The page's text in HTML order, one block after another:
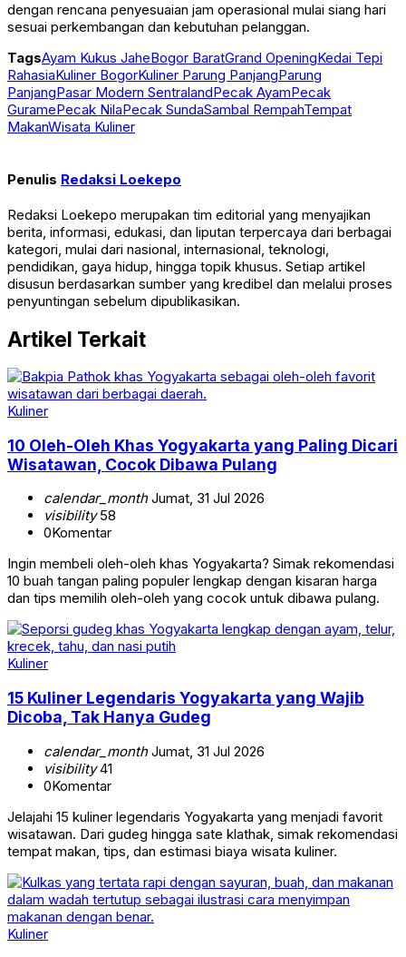
dengan rencana penyesuaian jam operasional mulai siang hari
sesuai perkembangan dan kebutuhan pelanggan.
TagsAyam Kukus JaheBogor BaratGrand OpeningKedai Tepi
RahasiaKuliner BogorKuliner Parung PanjangParung
PanjangPasar Modern SentralandPecak AyamPecak
GuramePecak NilaPecak SundaSambal RempahTempat
MakanWisata Kuliner
Penulis Redaksi Loekepo
Redaksi Loekepo merupakan tim editorial yang menyajikan
berita, informasi, edukasi, dan liputan terpercaya dari berbagai
kategori, mulai dari nasional, internasional, teknologi,
pendidikan, gaya hidup, hingga topik khusus. Setiap artikel
disusun berdasarkan sumber yang kredibel dan melalui proses
penyuntingan sebelum dipublikasikan.
Artikel Terkait
Kuliner
10 Oleh-Oleh Khas Yogyakarta yang Paling Dicari
Wisatawan, Cocok Dibawa Pulang
calendar_monthJumat, 31 Jul 2026
visibility58
0Komentar
Ingin membeli oleh-oleh khas Yogyakarta? Simak rekomendasi
10 buah tangan paling populer lengkap dengan kisaran harga
dan tips memilih oleh-oleh yang cocok untuk dibawa pulang.
Kuliner
15 Kuliner Legendaris Yogyakarta yang Wajib
Dicoba, Tak Hanya Gudeg
calendar_monthJumat, 31 Jul 2026
visibility41
0Komentar
Jelajahi 15 kuliner legendaris Yogyakarta yang menjadi favorit
wisatawan. Dari gudeg hingga sate klathak, simak rekomendasi
tempat makan, tips, dan estimasi biaya wisata kuliner.
Kuliner